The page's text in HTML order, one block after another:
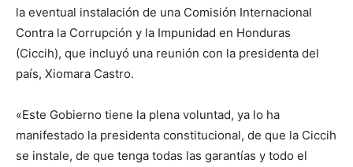
la eventual instalación de una Comisión Internacional
Contra la Corrupción y la Impunidad en Honduras
(Ciccih), que incluyó una reunión con la presidenta del
país, Xiomara Castro.
«Este Gobierno tiene la plena voluntad, ya lo ha
manifestado la presidenta constitucional, de que la Ciccih
se instale, de que tenga todas las garantías y todo el